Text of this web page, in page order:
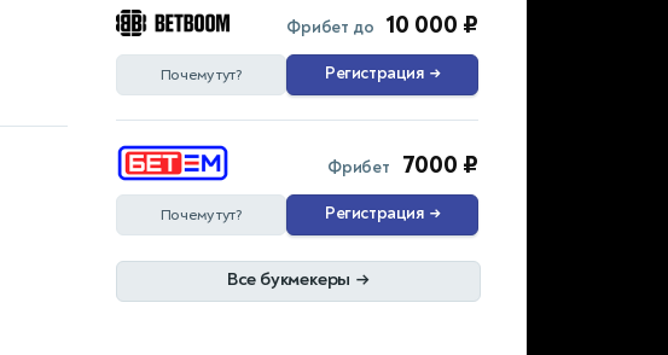
Фрибет до 10 000 ₽
Почему тут? Регистрация →
Фрибет 7000 ₽
Почему тут? Регистрация →
Все букмекеры →